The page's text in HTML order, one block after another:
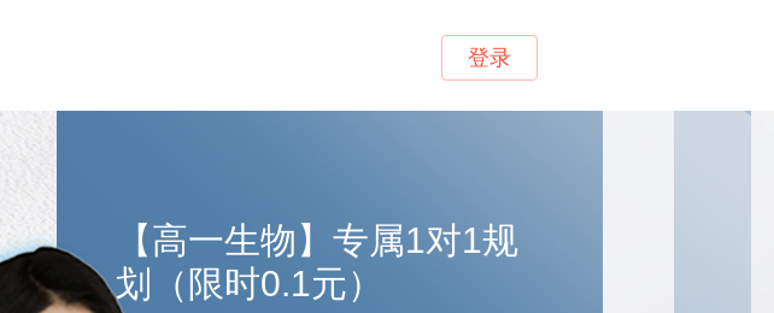
登录
【高一生物】专属1对1规
划（限时0.1元）